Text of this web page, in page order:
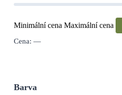
Minimální cena Maximální cena
Cena: —
Barva